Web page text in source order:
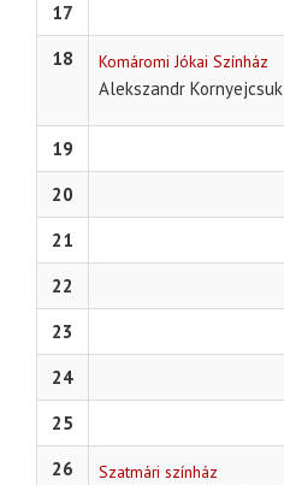
17
18
Komáromi Jókai Színház
Alekszandr Kornyejcsuk
19
20
21
22
23
24
25
26
Szatmári színház